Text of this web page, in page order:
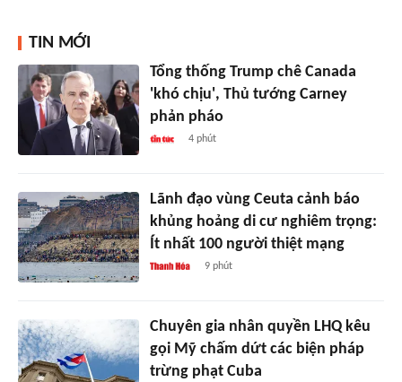
TIN MỚI
Tổng thống Trump chê Canada
'khó chịu', Thủ tướng Carney
phản pháo
4 phút
Lãnh đạo vùng Ceuta cảnh báo
khủng hoảng di cư nghiêm trọng:
Ít nhất 100 người thiệt mạng
9 phút
Chuyên gia nhân quyền LHQ kêu
gọi Mỹ chấm dứt các biện pháp
trừng phạt Cuba